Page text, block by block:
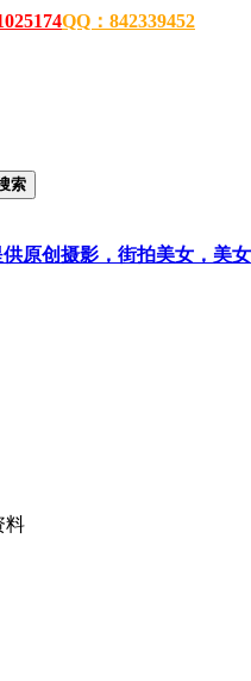
QQ：842339452
索
原创摄影，街拍美女，美
料